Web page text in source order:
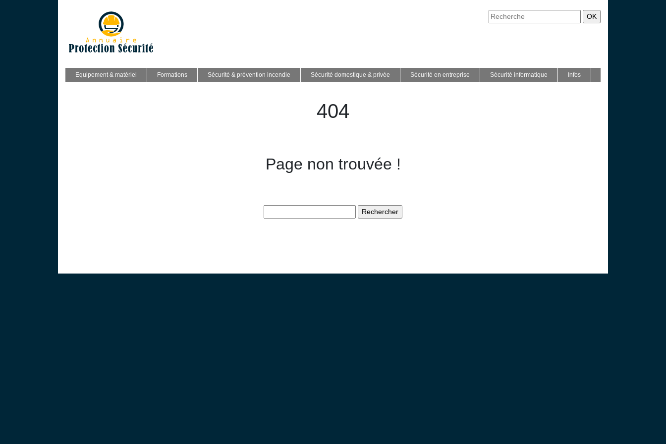
Equipement & matériel Formations Sécurité & prévention incendie Sécurité domestique & privée Sécurité en entreprise Sécurité informatique Infos
404
Page non trouvée !